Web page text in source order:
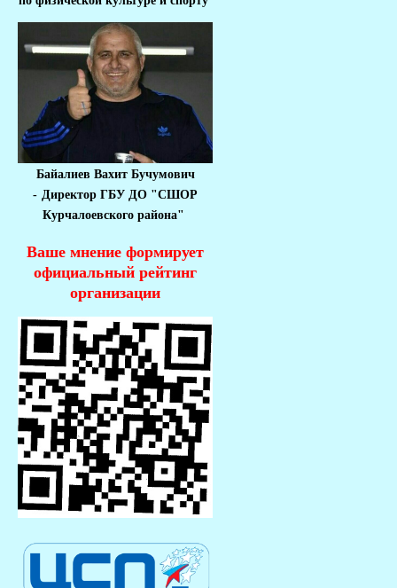
Байалиев Вахит Бучумович
- Директор ГБУ ДО "СШОР
Курчалоевского района"
Ваше мнение формирует
официальный рейтинг
организации